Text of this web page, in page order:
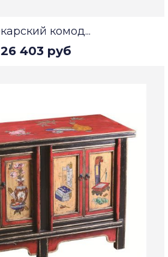
комод...
403 руб